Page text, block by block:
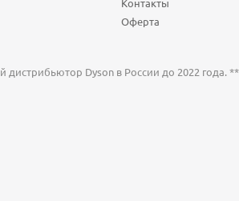
Контакты
Оферта
Dyson в России до 2022 года.